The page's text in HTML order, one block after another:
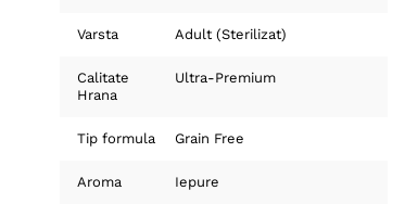
Varsta Adult (Sterilizat)
Calitate
Hrana
Ultra-Premium
Tip formula Grain Free
Aroma Iepure